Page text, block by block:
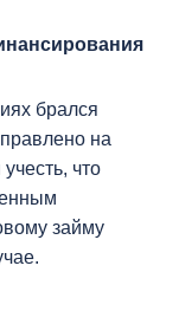
брался
на
что
займу